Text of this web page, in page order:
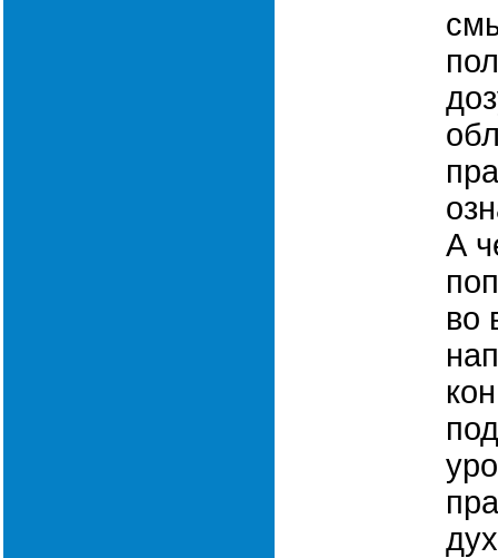
А
во